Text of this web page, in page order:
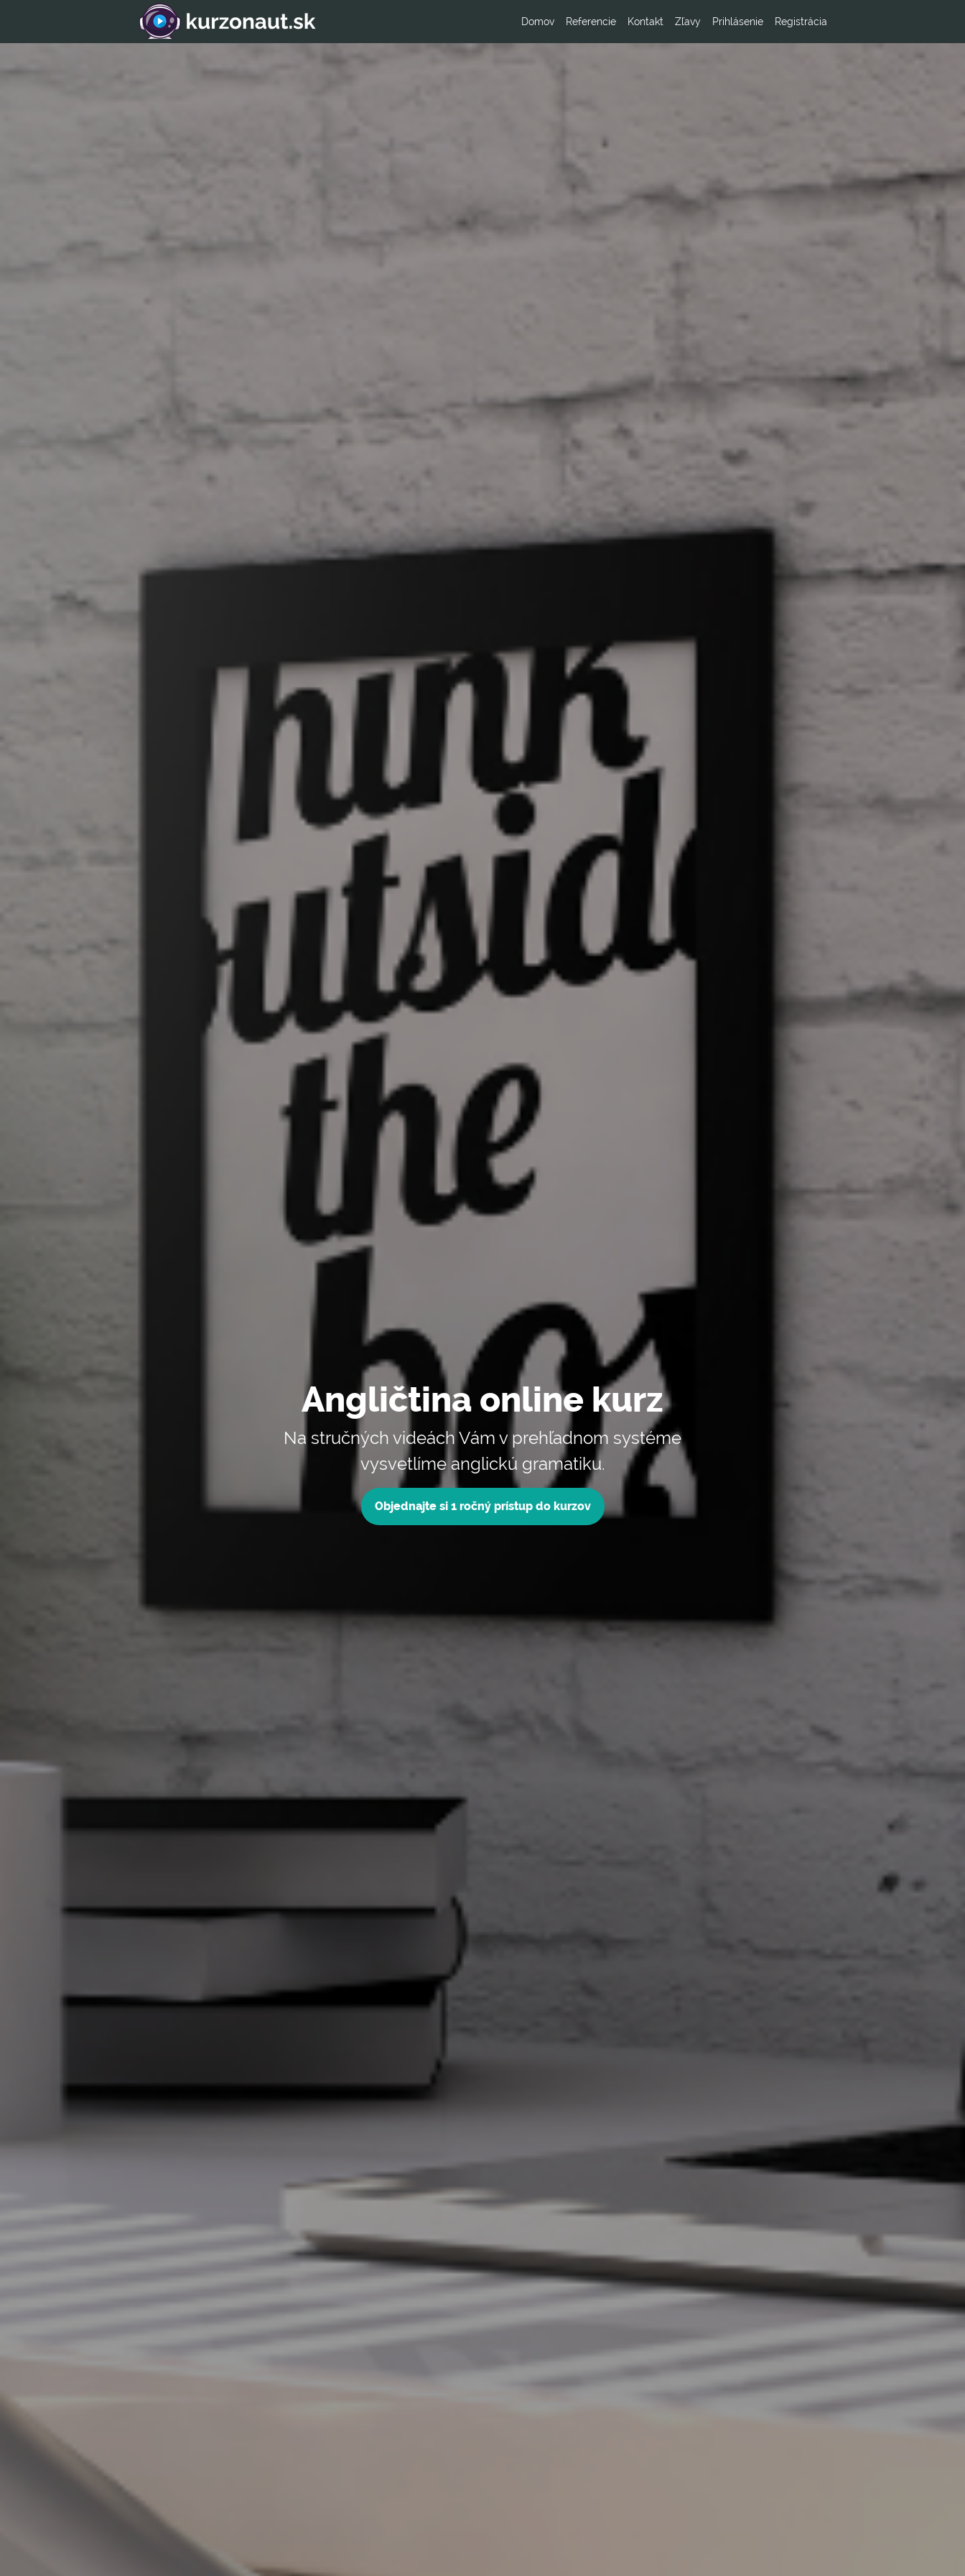
Domov Referencie Kontakt Zľavy Prihlásenie Registrácia
Angličtina online kurz
Na stručných videách Vám v prehľadnom systéme
vysvetlíme anglickú gramatiku.
Objednajte si 1 ročný prístup do kurzov